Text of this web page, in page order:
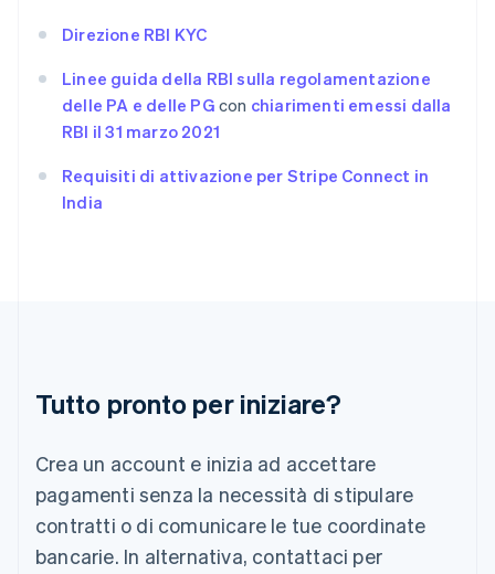
Direzione RBI KYC
Linee guida della RBI sulla regolamentazione
delle PA e delle PG con chiarimenti emessi dalla
RBI il 31 marzo 2021
Requisiti di attivazione per Stripe Connect in
India
Tutto pronto per iniziare?
Crea un account e inizia ad accettare
pagamenti senza la necessità di stipulare
contratti o di comunicare le tue coordinate
bancarie. In alternativa, contattaci per
Giappone
Gibilterra
English
English
English
Irlanda
English
FrançaisDeutschEnglish
English简体中文
Malta
English